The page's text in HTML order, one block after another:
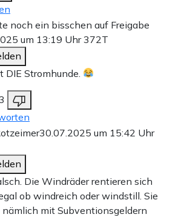
noch ein bisschen auf Freigabe
um 13:19 Uhr372T
DIE Stromhunde.
30.07.2025 um 15:42 Uhr
Die Windräder rentieren sich
ob windreich oder windstill. Sie
mit Subventionsgeldern